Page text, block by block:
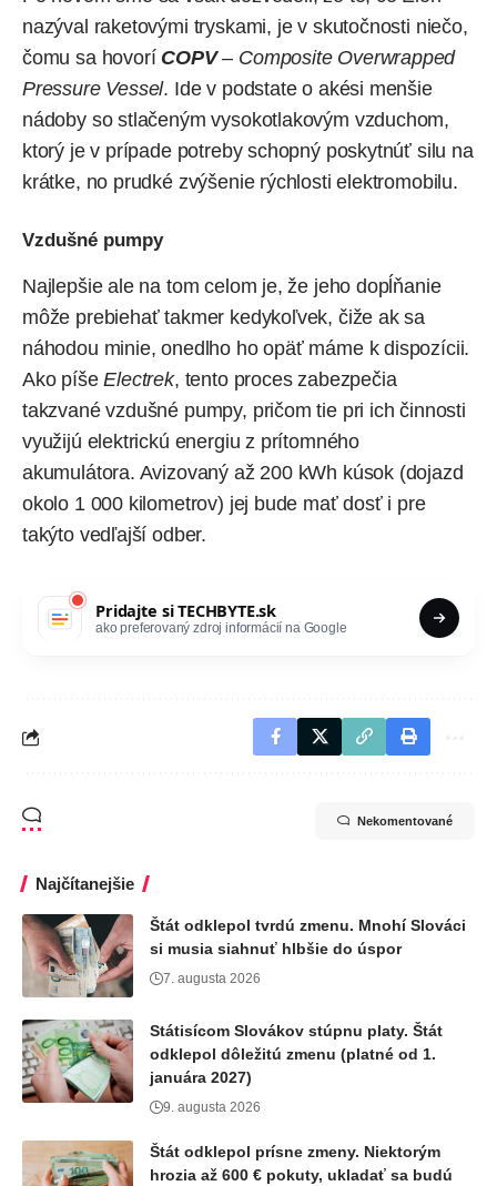
nazýval raketovými tryskami, je v skutočnosti niečo,
čomu sa hovorí COPV – Composite Overwrapped
Pressure Vessel. Ide v podstate o akési menšie
nádoby so stlačeným vysokotlakovým vzduchom,
ktorý je v prípade potreby schopný poskytnúť silu na
krátke, no prudké zvýšenie rýchlosti elektromobilu.
Vzdušné pumpy
Najlepšie ale na tom celom je, že jeho dopĺňanie
môže prebiehať takmer kedykoľvek, čiže ak sa
náhodou minie, onedlho ho opäť máme k dispozícii.
Ako píše Electrek, tento proces zabezpečia
takzvané vzdušné pumpy, pričom tie pri ich činnosti
využijú elektrickú energiu z prítomného
akumulátora. Avizovaný až 200 kWh kúsok (dojazd
okolo 1 000 kilometrov) jej bude mať dosť i pre
takýto vedľajší odber.
Pridajte siTECHBYTE.sk
ako preferovaný zdroj informácií na Google
Nekomentované
Najčítanejšie
Štát odklepol tvrdú zmenu. Mnohí Slováci
si musia siahnuť hlbšie do úspor
7. augusta 2026
Státisícom Slovákov stúpnu platy. Štát
odklepol dôležitú zmenu (platné od 1.
januára 2027)
9. augusta 2026
Štát odklepol prísne zmeny. Niektorým
hrozia až 600 € pokuty, ukladať sa budú